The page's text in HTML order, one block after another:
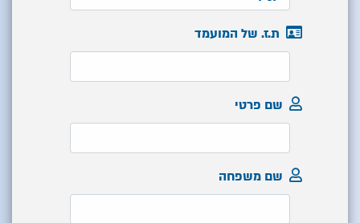
ת.ז. של המועמד
שם פרטי
שם משפחה